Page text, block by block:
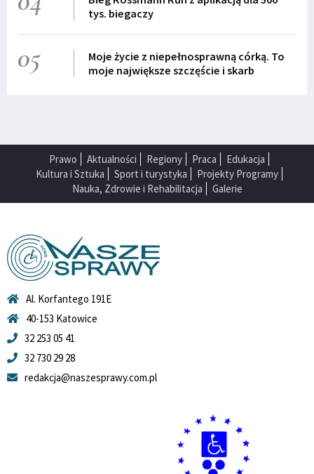
tys. biegaczy
05
Moje życie z niepełnosprawną córką. To
moje największe szczęście i skarb
Prawo Aktualności Regiony Praca
Edukacja
Kultura i Sztuka
Sport i turystyka
Projekty Programy
Nauka, Zdrowie i Rehabilitacja
Galerie
Al. Korfantego 191E
40-153 Katowice
32 253 05 41
32 730 29 28
redakcja@naszesprawy.com.pl